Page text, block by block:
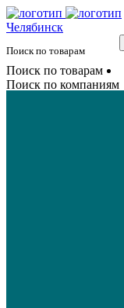
Челябинск
Поиск по товарам
Поиск по товарам
Поиск по компаниям